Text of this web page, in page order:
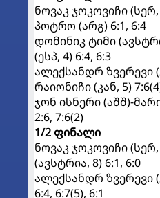
ნოვაკ ჯოკოვიჩი
პოტრო (არგ) 6:1, 6:4
დომინიკ ტიმი
(ესპ, 4) 6:4, 6:3
ალექსანდრ ზვერევი
რაიონიჩი (კან, 5)
ჯონ ისნერი (აშშ)-
2:6, 7:6(2)
1/2 ფინალი
ნოვაკ ჯოკოვიჩი
(ავსტრია, 8) 6:1, 6:0
ალექსანდრ ზვერევი
6:4, 6:7(5), 6:1